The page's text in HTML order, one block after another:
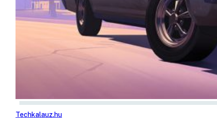
Techkalauz.hu